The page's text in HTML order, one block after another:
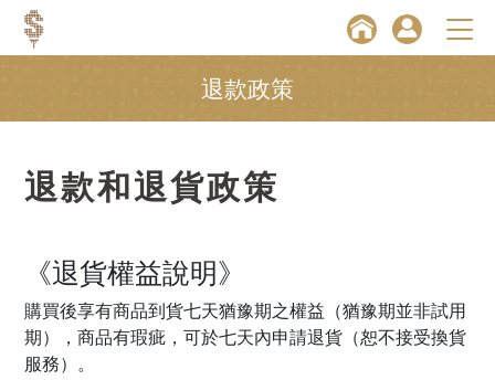
退款政策
退款和退貨政策
《退貨權益說明》
購買後享有商品到貨七天猶豫期之權益（猶豫期並非試用
期），商品有瑕疵，可於七天內申請退貨（恕不接受換貨
服務）。